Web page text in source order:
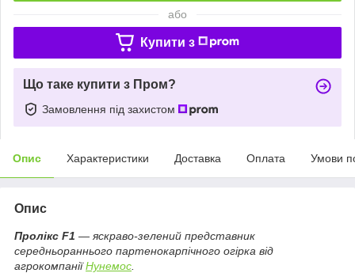
або
Купити з
Що таке купити з Пром?
Замовлення під захистом
Опис Характеристики Доставка Оплата Умови
Опис
Пролікс F1 — яскраво-зелений представник
середньораннього партенокарпічного огірка від
агрокомпаніїНунемос